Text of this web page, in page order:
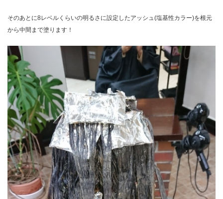
そのあとに8レベルくらいの明るさに設定したアッシュ(塩基性カラー)を根元
から中間まで塗ります！